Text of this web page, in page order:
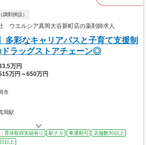
調剤併設）
ウエルシア真岡大谷新町店の薬剤師求人
多彩なキャリアパスと子育て支援制
ドラッグストアチェーン◎
万円
万円～650万円
市
岡駅
育休取得実績有り 駅チカ 車通勤可
店舗数30以上
以上